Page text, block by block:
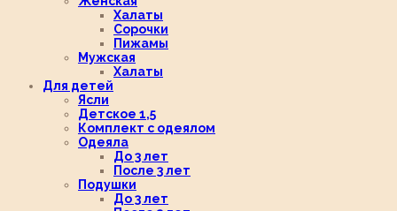
Халаты
Сорочки
Пижамы
Мужская
Халаты
Для детей
Ясли
Детское 1,5
Комплект с одеялом
Одеяла
До 3 лет
После 3 лет
Подушки
До 3 лет